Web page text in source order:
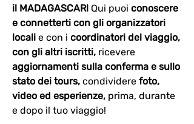
il MADAGASCAR! Qui puoi conoscere
e connetterti con gli organizzatori
locali e con i coordinatori del viaggio,
con gli altri iscritti,
aggiornamenti sulla conferma e sullo
stato dei tours, condividere foto,
video ed esperienze, prima, durante
e dopo il tuo viaggio!